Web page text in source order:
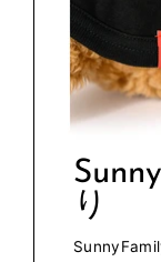
り